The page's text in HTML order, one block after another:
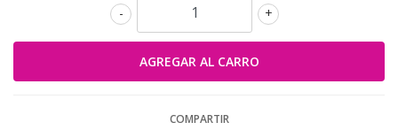
+
-
COMPARTIR